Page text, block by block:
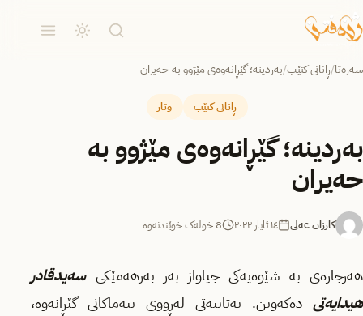
سەرەتا/ڕانانی کتێب/بەردینە؛ گێڕانه‌وه‌ی مێژوو به‌ حه‌یران
ڕانانی کتێب وتار
بەردینە؛ گێڕانه‌وه‌ی مێژوو به‌
حه‌یران
کارزان عەلی ١٤ ئایار ٢٠٢٢ 8 خولەک خوێندنەوە
هەرجارەی بە شێوەیەکی جیاواز بەر بەرهەمێکیسه‌یدقادر
هیدایەتی دەکەوین. بەتایبەتی لەڕووی بنەماکانی گێڕانەوە،